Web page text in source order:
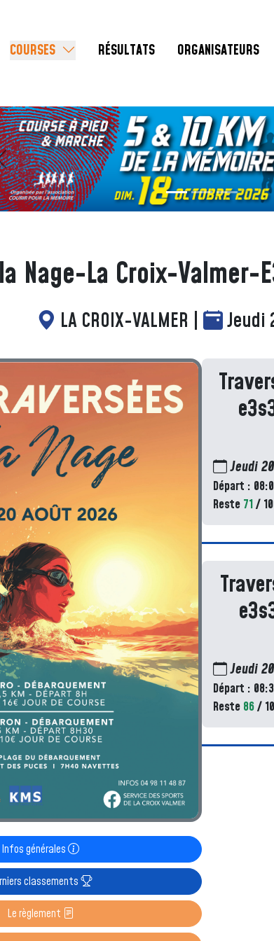
COURSES RÉSULTATS ORGANISATEURS
Précédent
Nage-La Croix-
LA CROIX-VALMER | Jeudi
Infos générales
classements
Le règlement
Jeudi
Départ :
Reste 71/
Jeudi
Départ :
Reste 86/